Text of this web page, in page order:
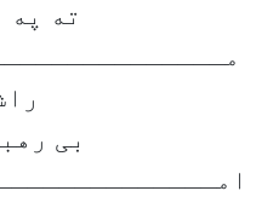
ته په
بی